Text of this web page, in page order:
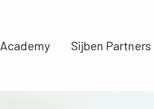
Academy Sijben Partners